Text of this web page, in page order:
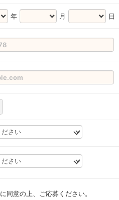
年 月 日
に同意の上、ご応募ください。